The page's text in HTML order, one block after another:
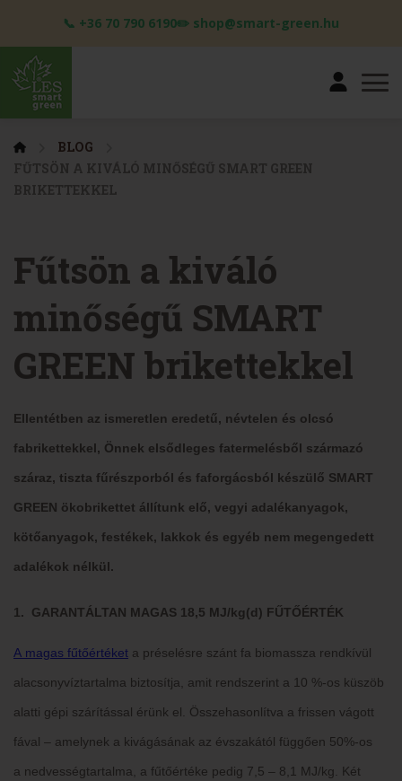
📞 +36 70 790 6190✏️ shop@smart-green.hu
BLOG
FŰTSÖN A KIVÁLÓ MINŐSÉGŰ SMART GREEN
BRIKETTEKKEL
Fűtsön a kiváló
minőségű SMART
GREEN brikettekkel
Ellentétben az ismeretlen eredetű, névtelen és olcsó
fabrikettekkel, Önnek elsődleges fatermelésből származó
száraz, tiszta fűrészporból és faforgácsból készülő SMART
GREEN ökobrikettet állítunk elő, vegyi adalékanyagok,
kötőanyagok, festékek, lakkok és egyéb nem megengedett
adalékok nélkül.
1. GARANTÁLTAN MAGAS 18,5 MJ/kg(d) FŰTŐÉRTÉK
A magas fűtőértéket a préselésre szánt fa biomassza rendkívül
alacsonyvíztartalma biztosítja, amit rendszerint a 10 %-os küszöb
alatti gépi szárítással érünk el. Összehasonlítva a frissen vágott
fával – amelynek a kivágásának az évszakától függően 50%-os
a nedvességtartalma, a fűtőértéke pedig 7,5 – 8,1 MJ/kg. Két